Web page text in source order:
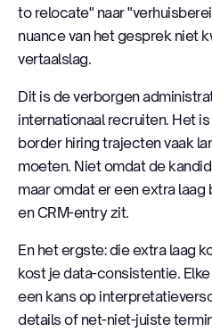
to relocate" naar
nuance van het gesprek niet
vertaalslag.
Dit is de verborgen
internationaal recruiten. Het
border hiring trajecten vaak
moeten. Niet omdat de
maar omdat er een extra
en CRM-entry zit.
En het ergste: die extra laag
kost je data-consistentie.
een kans op
details of net-niet-juiste